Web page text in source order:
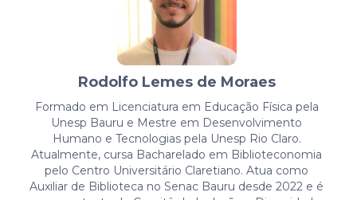
Rodolfo Lemes de Moraes
Formado em Licenciatura em Educação Física pela
Unesp Bauru e Mestre em Desenvolvimento
Humano e Tecnologias pela Unesp Rio Claro.
Atualmente, cursa Bacharelado em Biblioteconomia
pelo Centro Universitário Claretiano. Atua como
Auxiliar de Biblioteca no Senac Bauru desde 2022 e é